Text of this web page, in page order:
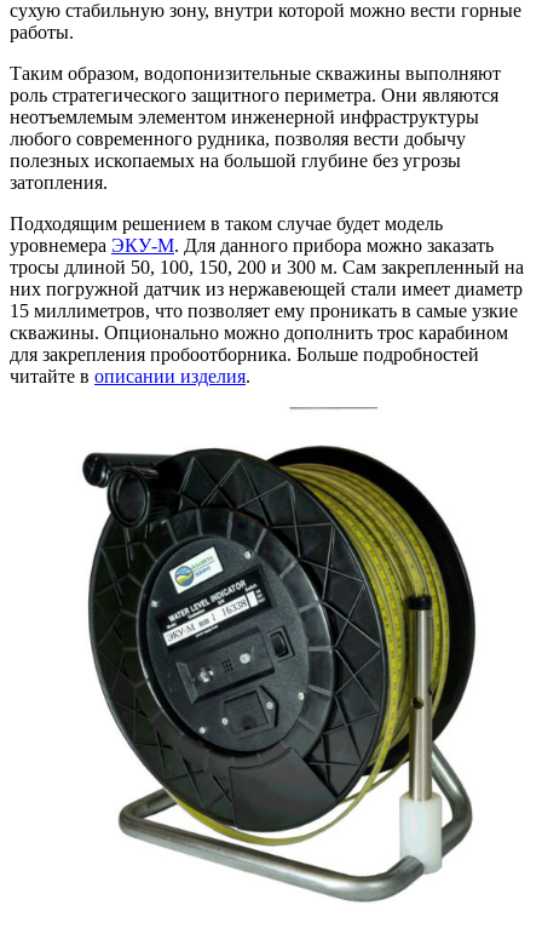
сухую стабильную зону, внутри которой можно вести горные
работы.
Таким образом, водопонизительные скважины выполняют
роль стратегического защитного периметра. Они являются
неотъемлемым элементом инженерной инфраструктуры
любого современного рудника, позволяя вести добычу
полезных ископаемых на большой глубине без угрозы
затопления.
Подходящим решением в таком случае будет модель
уровнемера ЭКУ-М. Для данного прибора можно заказать
тросы длиной 50, 100, 150, 200 и 300 м. Сам закрепленный на
них погружной датчик из нержавеющей стали имеет диаметр
15 миллиметров, что позволяет ему проникать в самые узкие
скважины. Опционально можно дополнить трос карабином
для закрепления пробоотборника. Больше подробностей
читайте в описании изделия.